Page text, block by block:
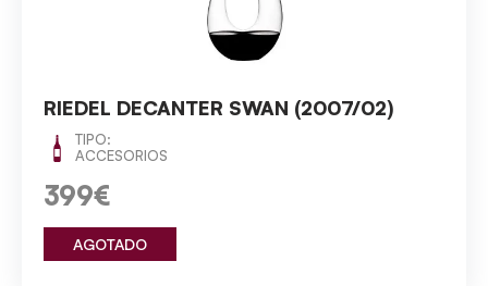
RIEDEL DECANTER SWAN (2007/02)
TIPO:
ACCESORIOS
399€
AGOTADO